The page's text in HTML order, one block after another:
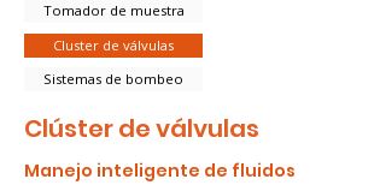
Tomador de muestra
Cluster de válvulas
Sistemas de bombeo
Clúster de válvulas
Manejo inteligente de fluidos